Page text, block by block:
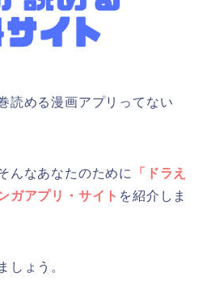
読める漫画アプリってない
んなあなたのために
「ドラえ
ガアプリ・サイト を紹介しま
しょう。